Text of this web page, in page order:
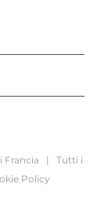
Francia | Tutti i
Policy